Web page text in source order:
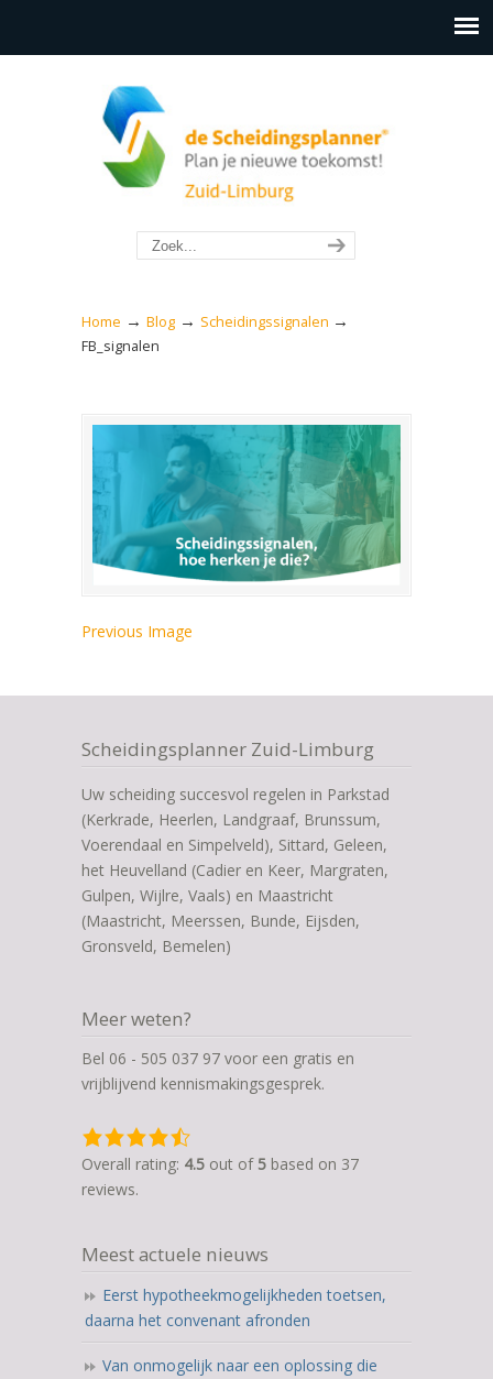
Home → Blog → Scheidingssignalen →
FB_signalen
Previous Image
Scheidingsplanner Zuid-Limburg
Uw scheiding succesvol regelen in Parkstad
(Kerkrade, Heerlen, Landgraaf, Brunssum,
Voerendaal en Simpelveld), Sittard, Geleen,
het Heuvelland (Cadier en Keer, Margraten,
Gulpen, Wijlre, Vaals) en Maastricht
(Maastricht, Meerssen, Bunde, Eijsden,
Gronsveld, Bemelen)
Meer weten?
Bel 06 - 505 037 97 voor een gratis en
vrijblijvend kennismakingsgesprek.
4,5
rating
based
ratings
Overall rating: 4.5 out of 5 based on 37
reviews.
Meest actuele nieuws
Eerst hypotheekmogelijkheden toetsen,
daarna het convenant afronden
Van onmogelijk naar een oplossing die